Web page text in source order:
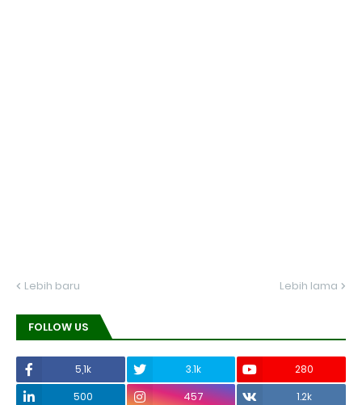
Lebih baru Lebih lama
FOLLOW US
5,1k 3.1k
280
500
457 1.2k